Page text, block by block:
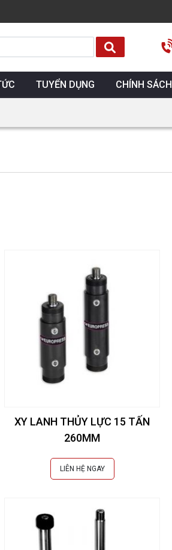
TUYỂN DỤNG CHÍNH SÁCH
XY LANH THỦY LỰC 15 TẤN
260MM
LIÊN HỆ NGAY